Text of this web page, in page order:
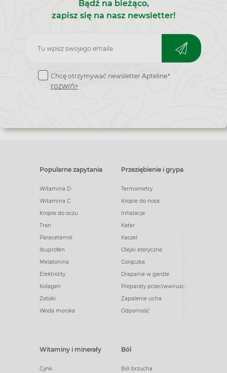
Bądź na bieżąco,
zapisz się na nasz newsletter!
Zapisz
do
newslettera
Chcę otrzymywać newsletter Apteline*
rozwiń>
Popularne zapytania
Witamina D
Witamina C
Krople do oczu
Tran
Paracetamol
Ibuprofen
Melatonina
Elektrolity
Kolagen
Zatoki
Woda morska
Przeziębienie i grypa
Termometry
Krople do nosa
Inhalacje
Katar
Kaszel
Olejki eteryczne
Gorączka
Drapanie w gardle
Preparaty przeciwwirusowe
Zapalenie ucha
Odporność
Witaminy i minerały
Cynk
Ból
Ból brzucha